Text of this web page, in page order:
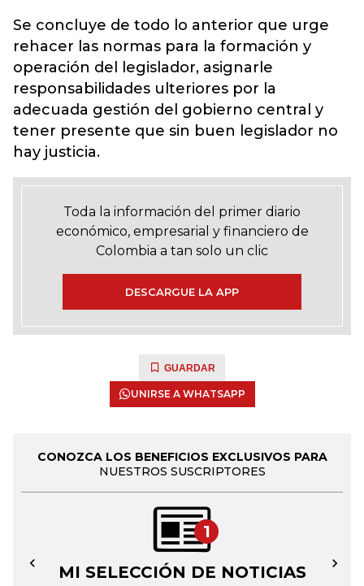
Se concluye de todo lo anterior que urge
rehacer las normas para la formación y
operación del legislador, asignarle
responsabilidades ulteriores por la
adecuada gestión del gobierno central y
tener presente que sin buen legislador no
hay justicia.
Toda la información del primer diario
económico, empresarial y financiero de
Colombia a tan solo un clic
DESCARGUE LA APP
GUARDAR
UNIRSE A WHATSAPP
CONOZCA LOS BENEFICIOS EXCLUSIVOS PARA
NUESTROS SUSCRIPTORES
1
MI SELECCIÓN DE NOTICIAS
← →